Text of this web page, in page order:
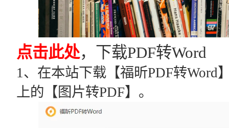
点击此处，下载PDF转Word
1、在本站下载【福昕PDF转Word
上的【图片转PDF】。